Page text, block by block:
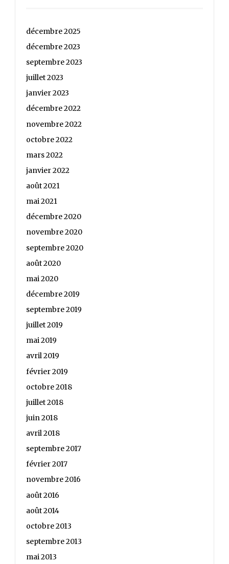
décembre 2025
décembre 2023
septembre 2023
juillet 2023
janvier 2023
décembre 2022
novembre 2022
octobre 2022
mars 2022
janvier 2022
août 2021
mai 2021
décembre 2020
novembre 2020
septembre 2020
août 2020
mai 2020
décembre 2019
septembre 2019
juillet 2019
mai 2019
avril 2019
février 2019
octobre 2018
juillet 2018
juin 2018
avril 2018
septembre 2017
février 2017
novembre 2016
août 2016
août 2014
octobre 2013
septembre 2013
mai 2013